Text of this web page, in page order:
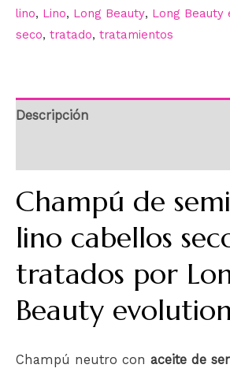
lino, Lino, Long Beauty, Long Beauty
seco, tratado, tratamientos
Descripción
Champú de
lino cabellos
tratados por
Beauty evolution
Champú neutro con aceite de